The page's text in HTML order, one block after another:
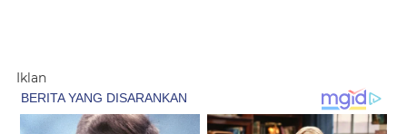
Iklan